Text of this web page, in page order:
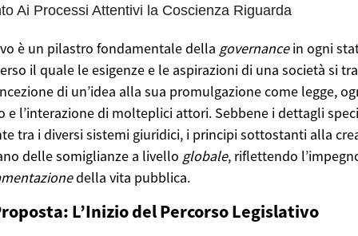
è un pilastro fondamentale della governancein ogni
il quale le esigenze e le aspirazioni di una società si
di un’idea alla sua promulgazione come legge,
e l’interazione di molteplici attori. Sebbene i dettagli
tra i diversi sistemi giuridici, i principi sottostanti alla
delle somiglianze a livello globale, riflettendo
della vita pubblica.
L’Inizio del Percorso Legislativo